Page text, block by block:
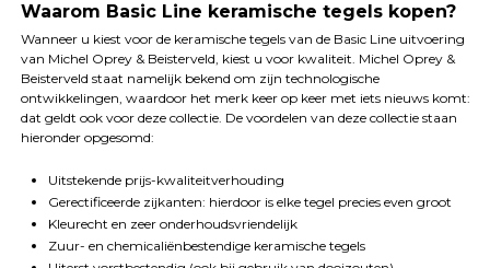
Waarom Basic Line keramische tegels kopen?
Wanneer u kiest voor de keramische tegels van de Basic Line uitvoering
van Michel Oprey & Beisterveld, kiest u voor kwaliteit. Michel Oprey &
Beisterveld staat namelijk bekend om zijn technologische
ontwikkelingen, waardoor het merk keer op keer met iets nieuws komt:
dat geldt ook voor deze collectie. De voordelen van deze collectie staan
hieronder opgesomd:
Uitstekende prijs-kwaliteitverhouding
Gerectificeerde zijkanten: hierdoor is elke tegel precies even groot
Kleurecht en zeer onderhoudsvriendelijk
Zuur- en chemicaliënbestendige keramische tegels